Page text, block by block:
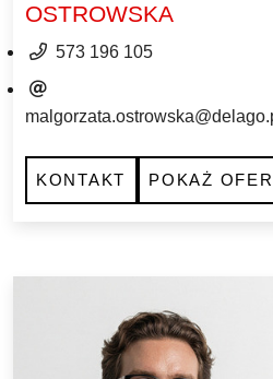
OSTROWSKA
573 196 105
KONTAKT POKAŻ